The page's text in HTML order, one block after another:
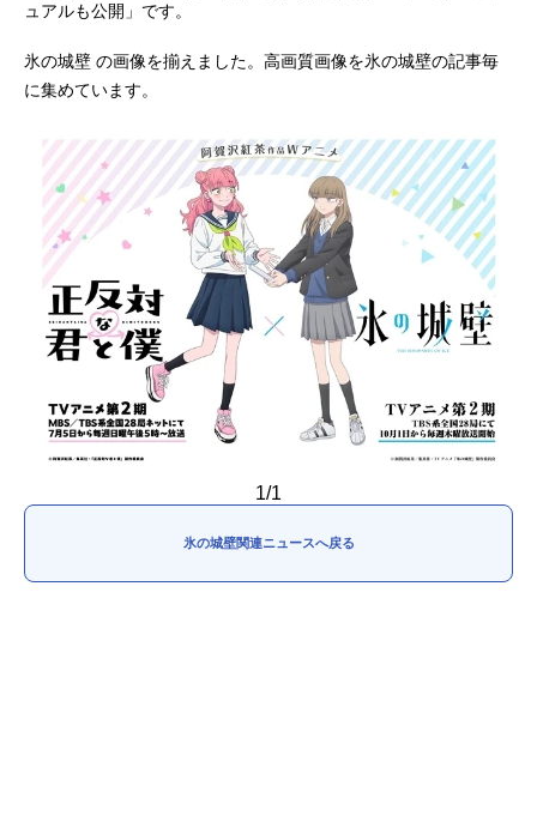
今期アニメ曜日別一覧
秋アニメ 冬アニメ
男性声優/女性声優一覧
FOLLOW US
ュアルも公開」です。
氷の城壁 の画像を揃えました。高画質画像を氷の城壁の記事毎
に集めています。
1/1
氷の城壁関連ニュースへ戻る